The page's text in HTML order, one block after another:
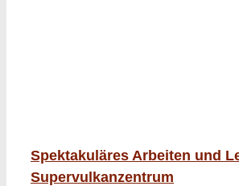
Spektakuläres Arbeiten und
Supervulkanzentrum